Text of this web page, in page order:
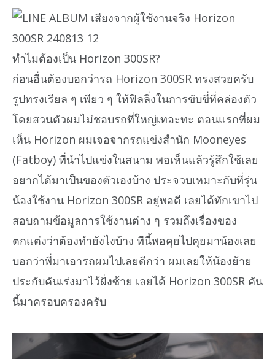
ทำไมต้องเป็น Horizon 300SR?
ก่อนอื่นต้องบอกว่ารถ Horizon 300SR ทรงสวยครับ
รูปทรงเรียล ๆ เพียว ๆ ให้ฟิลลิ่งในการขับขี่ที่คล่องตัว
โดยสวนตัวผมไม่ชอบรถที่ใหญ่เทอะทะ ตอนแรกที่ผม
เห็น Horizon ผมเจอจากรถแข่งสำนัก Mooneyes
(Fatboy) ที่นำไปแข่งในสนาม พอเห็นแล้วรู้สึกใช้เลย
อยากได้มาเป็นของตัวเองบ้าง ประจวบเหมาะกับที่รุ่น
น้องใช้งาน Horizon 300SR อยู่พอดี เลยได้ทักเขาไป
สอบถามข้อมูลการใช้งานต่าง ๆ รวมถึงเรื่องของ
ตกแต่งว่าต้องทำยังไงบ้าง ทีนี้พอคุยไปคุยมาน้องเลย
บอกว่าพี่มาเอารถผมไปเลยดีกว่า ผมเลยให้น้องย้าย
ประกับคันเร่งมาไว้ฝั่งซ้าย เลยได้ Horizon 300SR คัน
นี้มาครอบครองครับ